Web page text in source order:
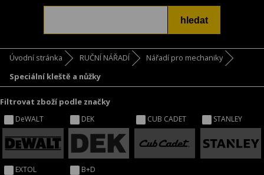
Úvodní stránka RUČNÍ NÁŘADÍ
Nářadí pro mechaniky
Speciální kleště a nůžky
Filtrovat zboží podle značky
DeWALT DEK CUB CADET STANLEY
EXTOL B+D